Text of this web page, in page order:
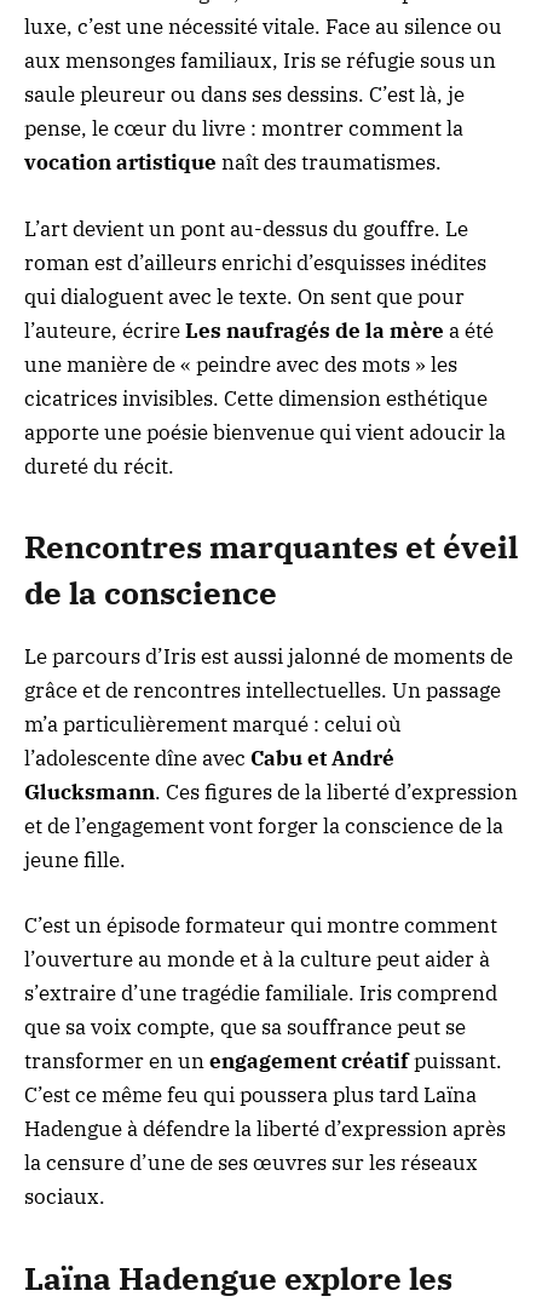
luxe, c’est une nécessité vitale. Face au silence ou
aux mensonges familiaux, Iris se réfugie sous un
saule pleureur ou dans ses dessins. C’est là, je
pense, le cœur du livre : montrer comment la
vocation artistique naît des traumatismes.
L’art devient un pont au-dessus du gouffre. Le
roman est d’ailleurs enrichi d’esquisses inédites
qui dialoguent avec le texte. On sent que pour
l’auteure, écrireLes naufragés de la mère a été
une manière de « peindre avec des mots » les
cicatrices invisibles. Cette dimension esthétique
apporte une poésie bienvenue qui vient adoucir la
dureté du récit.
Rencontres marquantes et éveil
de la conscience
Le parcours d’Iris est aussi jalonné de moments de
grâce et de rencontres intellectuelles. Un passage
m’a particulièrement marqué : celui où
l’adolescente dîne avec Cabu et André
Glucksmann. Ces figures de la liberté d’expression
et de l’engagement vont forger la conscience de la
jeune fille.
C’est un épisode formateur qui montre comment
l’ouverture au monde et à la culture peut aider à
s’extraire d’une tragédie familiale. Iris comprend
que sa voix compte, que sa souffrance peut se
transformer en unengagement créatifpuissant.
C’est ce même feu qui poussera plus tard Laïna
Hadengue à défendre la liberté d’expression après
la censure d’une de ses œuvres sur les réseaux
sociaux.
Laïna Hadengue explore les